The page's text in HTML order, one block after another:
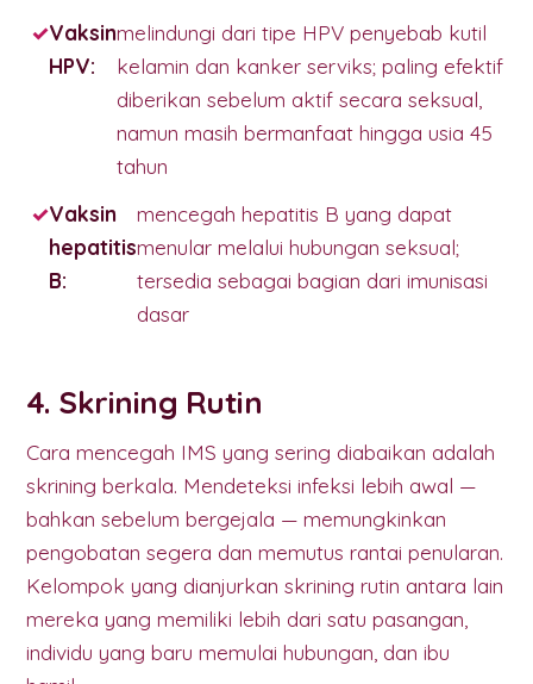
Vaksin
HPV:
melindungi dari tipe HPV penyebab kutil
kelamin dan kanker serviks; paling efektif
diberikan sebelum aktif secara seksual,
namun masih bermanfaat hingga usia 45
tahun
Vaksin
hepatitis
B:
mencegah hepatitis B yang dapat
menular melalui hubungan seksual;
tersedia sebagai bagian dari imunisasi
dasar
4. Skrining Rutin
Cara mencegah IMS yang sering diabaikan adalah
skrining berkala. Mendeteksi infeksi lebih awal —
bahkan sebelum bergejala — memungkinkan
pengobatan segera dan memutus rantai penularan.
Kelompok yang dianjurkan skrining rutin antara lain
mereka yang memiliki lebih dari satu pasangan,
individu yang baru memulai hubungan, dan ibu